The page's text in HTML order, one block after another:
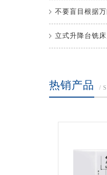
不要盲目根据
立式升降台铣
热销产品 /